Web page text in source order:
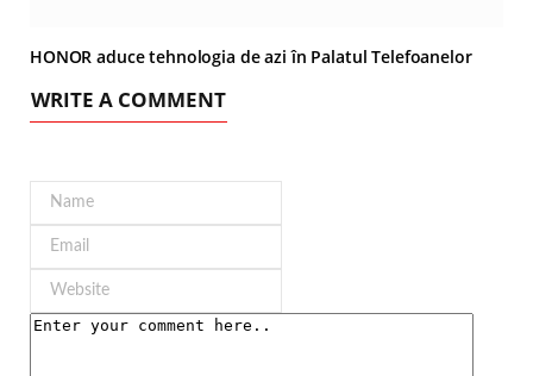
HONOR aduce tehnologia de azi în Palatul Telefoanelor
WRITE A COMMENT